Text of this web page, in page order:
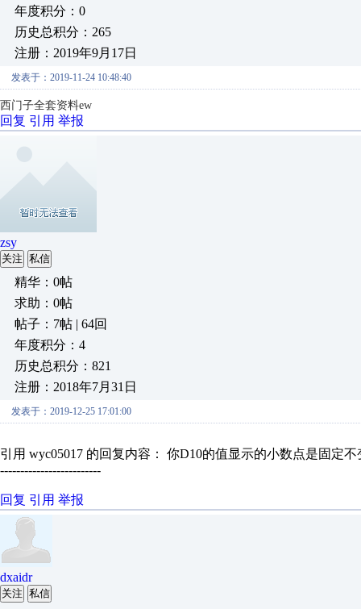
年度积分：0
历史总积分：265
注册：2019年9月17日
发表于：2019-11-24 10:48:40
西门子全套资料ew
回复 引用 举报
zsy
关注 私信
精华：0帖
求助：0帖
帖子：7帖 | 64回
年度积分：4
历史总积分：821
注册：2018年7月31日
发表于：2019-12-25 17:01:00
引用 wyc05017 的回复内容： 你D10的值显示的小数点是固定
-------------------------
回复 引用 举报
dxaidr
关注 私信